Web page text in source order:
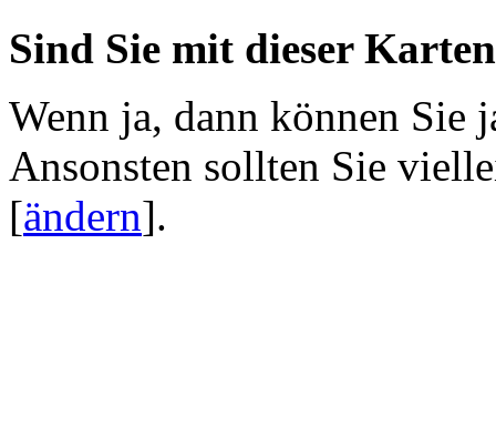
Sind Sie mit dieser
Wenn ja, dann können Sie
Ansonsten sollten Sie
[ändern].